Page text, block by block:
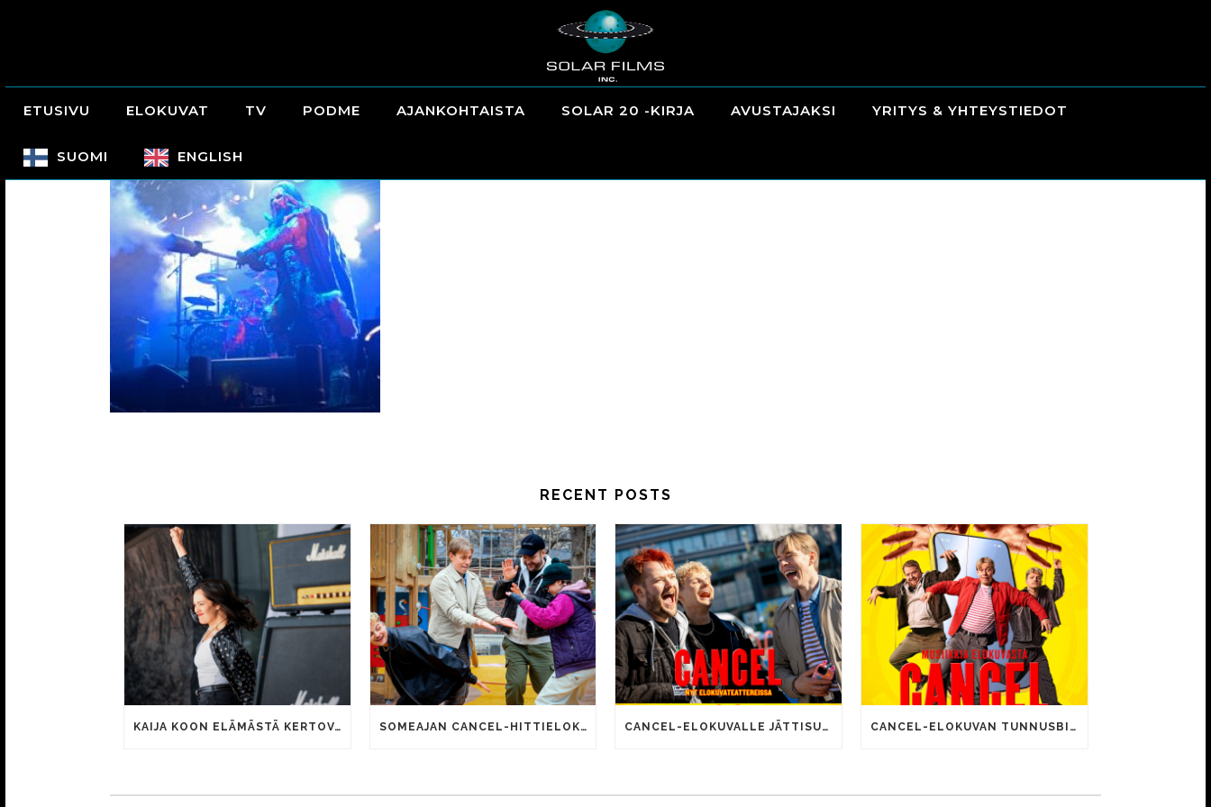
ETUSIVU ELOKUVAT TV PODME AJANKOHTAISTA SOLAR 20 -KIRJA AVUSTAJAKSI YRITYS & YHTEYSTIEDOT
SUOMI ENGLISH
RECENT POSTS
KAIJA KOON ELÄMÄSTÄ KERTOVAN KAUNIS RIETAS ONNELLINEN -ELOKUVAN TRAILER JULKI SOMEAJAN CANCEL-HITTIELOKUVALLA 100 000 KATSOJAA! CANCEL-ELOKUVALLE JÄTTISUOSIO – AVAUSPÄIVÄNÄ JO 15 492 KATSOJAA! CANCEL-ELOKUVAN TUNNUSBIISIN LYRIIKOISSA TUTTUJA MEEMIHOKEMIA YOUTUBE-VIDEOILTA!